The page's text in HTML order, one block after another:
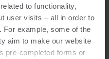
to functionality,
user visits – all in order to
For example, some of the
aim to make our website
pre-completed forms or
asennetta.
kaikissa uusissa